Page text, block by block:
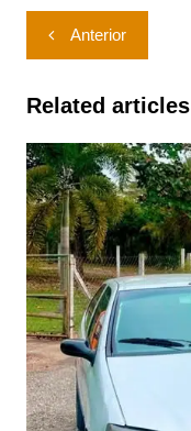
Navegação
de
Post
Anterior
Related articles